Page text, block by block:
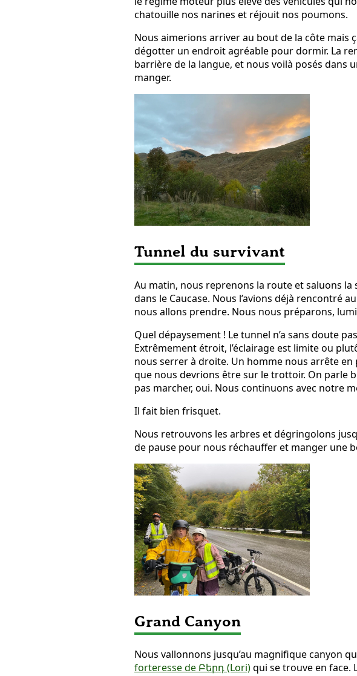
chatouille nos narines et réjouit nos poumons.
Nous aimerions arriver au bout de la côte mais
dégotter un endroit agréable pour dormir. La
barrière de la langue, et nous voilà posés dans
manger.
Tunnel du survivant
Au matin, nous reprenons la route et saluons la
dans le Caucase. Nous l’avions déjà rencontré
nous allons prendre. Nous nous préparons,
Quel dépaysement ! Le tunnel n’a sans doute
Extrêmement étroit, l’éclairage est limite ou
nous serrer à droite. Un homme nous arrête
que nous devrions être sur le trottoir. On parle
pas marcher, oui. Nous continuons avec notre
Il fait bien frisquet.
Nous retrouvons les arbres et dégringolons
de pause pour nous réchauffer et manger une
Grand Canyon
Nous vallonnons jusqu’au magnifique canyon
forteresse de Բերդ (Lori)qui se trouve en face.